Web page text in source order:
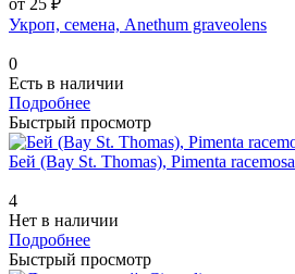
от 25 ₽
Укроп, семена, Anethum graveolens
0
Есть в наличии
Подробнее
Быстрый просмотр
Бей (Bay St. Thomas), Pimenta racemosa
4
Нет в наличии
Подробнее
Быстрый просмотр